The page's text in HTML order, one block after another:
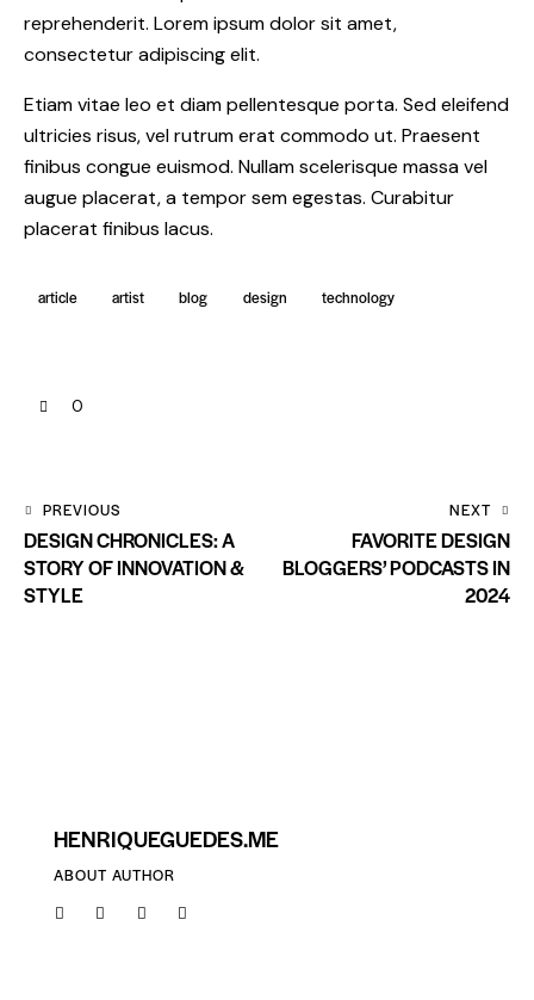
reprehenderit. Lorem ipsum dolor sit amet,
consectetur adipiscing elit.
Etiam vitae leo et diam pellentesque porta. Sed eleifend
ultricies risus, vel rutrum erat commodo ut. Praesent
finibus congue euismod. Nullam scelerisque massa vel
augue placerat, a tempor sem egestas. Curabitur
placerat finibus lacus.
article artist blog design technology
0
PREVIOUS
DESIGN CHRONICLES: A
STORY OF INNOVATION &
STYLE
NEXT
FAVORITE DESIGN
BLOGGERS’ PODCASTS IN
2024
HENRIQUEGUEDES.ME
ABOUT AUTHOR